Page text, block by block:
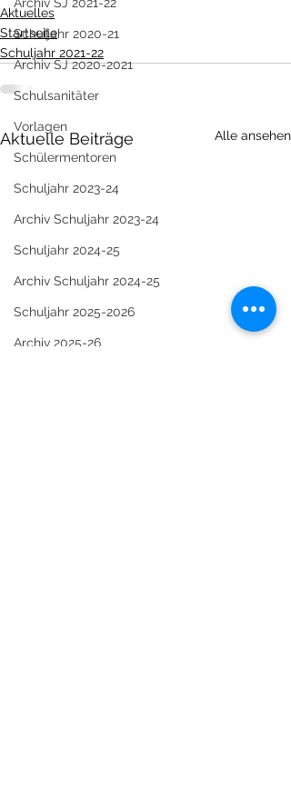
Schuljahr 2020-21
Archiv SJ 2020-2021
Schulsanitäter
Vorlagen
Schülermentoren
Schuljahr 2023-24
Archiv Schuljahr 2023-24
Schuljahr 2024-25
Archiv Schuljahr 2024-25
Schuljahr 2025-2026
Archiv 2025-26
Aktuelles
Startseite
Schuljahr 2021-22
Aktuelle Beiträge Alle ansehen